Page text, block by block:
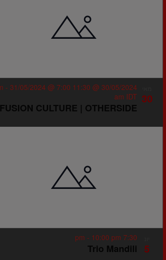
30
FUSION CULTURE | OTHERSIDE
30/05/2024 @ 11:30 pm
- 31/05/2024 @ 7:00
am IDT
5
Trio Mandili
7:30 pm
- 10:00 pm